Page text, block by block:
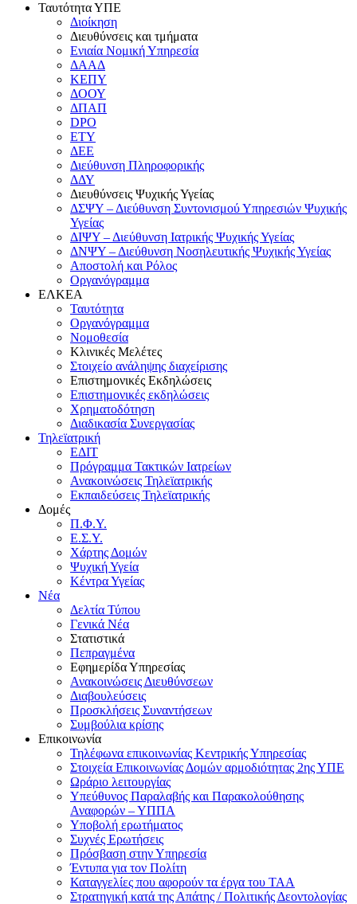
Ταυτότητα ΥΠΕ
Διοίκηση
Διευθύνσεις και τμήματα
Ενιαία Νομική Υπηρεσία
ΔΑΑΔ
ΚΕΠΥ
ΔΟΟΥ
ΔΠΑΠ
DPO
ΕΤΥ
ΔΕΕ
Διεύθυνση Πληροφορικής
ΔΔΥ
Διευθύνσεις Ψυχικής Υγείας
ΔΣΨΥ – Διεύθυνση Συντονισμού Υπηρεσιών Ψυχικής
Υγείας
ΔΙΨΥ – Διεύθυνση Ιατρικής Ψυχικής Υγείας
ΔΝΨΥ – Διεύθυνση Νοσηλευτικής Ψυχικής Υγείας
Αποστολή και Ρόλος
Οργανόγραμμα
ΕΛΚΕΑ
Ταυτότητα
Οργανόγραμμα
Νομοθεσία
Κλινικές Μελέτες
Στοιχείο ανάληψης διαχείρισης
Επιστημονικές Εκδηλώσεις
Επιστημονικές εκδηλώσεις
Χρηματοδότηση
Διαδικασία Συνεργασίας
Τηλεϊατρική
ΕΔΙΤ
Πρόγραμμα Τακτικών Ιατρείων
Ανακοινώσεις Τηλεϊατρικής
Εκπαιδεύσεις Τηλεϊατρικής
Δομές
Π.Φ.Υ.
Ε.Σ.Υ.
Χάρτης Δομών
Ψυχική Υγεία
Κέντρα Υγείας
Νέα
Δελτία Τύπου
Γενικά Νέα
Στατιστικά
Πεπραγμένα
Εφημερίδα Υπηρεσίας
Ανακοινώσεις Διευθύνσεων
Διαβουλεύσεις
Προσκλήσεις Συναντήσεων
Συμβούλια κρίσης
Επικοινωνία
Τηλέφωνα επικοινωνίας Κεντρικής Υπηρεσίας
Στοιχεία Επικοινωνίας Δομών αρμοδιότητας 2ης ΥΠΕ
Ωράριο λειτουργίας
Υπεύθυνος Παραλαβής και Παρακολούθησης
Αναφορών – ΥΠΠΑ
Υποβολή ερωτήματος
Συχνές Ερωτήσεις
Πρόσβαση στην Υπηρεσία
Έντυπα για τον Πολίτη
Καταγγελίες που αφορούν τα έργα του ΤΑΑ
Στρατηγική κατά της Απάτης / Πολιτικής Δεοντολογίας